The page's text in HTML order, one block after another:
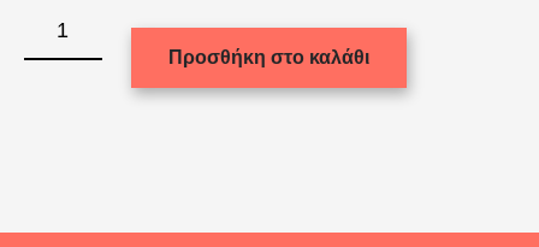
REC.-
GLOSS
WH./CHERRY
Προσθήκη στο καλάθι